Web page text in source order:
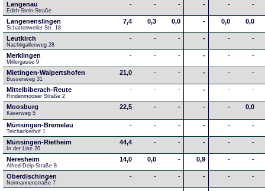
Langenau
Edith-Stein-Straße
- - - - - -
Langenenslingen
Schattenweiler Str. 18
7,4 0,3 0,0 - 0,0 0,0
Leutkirch
Nachtigallenweg 28
- - - - - -
Merklingen
Millergasse 9
- - - - - -
Mietingen-Walpertshofen
Bussenweg 31
21,0 - - - - -
Mittelbiberach-Reute
Rindenmooser Straße 2
- - - - - -
Moosburg
Käserweg 5
22,5 - - - - 0,0
Münsingen-Bremelau
Teichackerhof 1
- - - - - -
Münsingen-Rietheim
In der Lise 20
44,4 - - - - -
Neresheim
Alfred-Delp-Straße 8
14,0 0,0 - 0,9 - -
Oberdischingen
Normannenstraße 7
- - - - - -